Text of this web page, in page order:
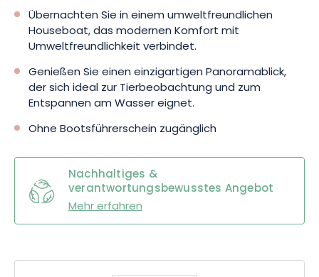
Übernachten Sie in einem umweltfreundlichen
Houseboat, das modernen Komfort mit
Umweltfreundlichkeit verbindet.
Genießen Sie einen einzigartigen Panoramablick,
der sich ideal zur Tierbeobachtung und zum
Entspannen am Wasser eignet.
Ohne Bootsführerschein zugänglich
Nachhaltiges &
verantwortungsbewusstes Angebot
Mehr erfahren